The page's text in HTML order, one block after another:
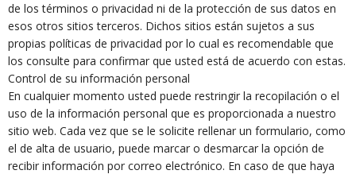
de los términos o privacidad ni de la protección de sus datos en
esos otros sitios terceros. Dichos sitios están sujetos a sus
propias políticas de privacidad por lo cual es recomendable que
los consulte para confirmar que usted está de acuerdo con estas.
Control de su información personal
En cualquier momento usted puede restringir la recopilación o el
uso de la información personal que es proporcionada a nuestro
sitio web. Cada vez que se le solicite rellenar un formulario, como
el de alta de usuario, puede marcar o desmarcar la opción de
recibir información por correo electrónico. En caso de que haya